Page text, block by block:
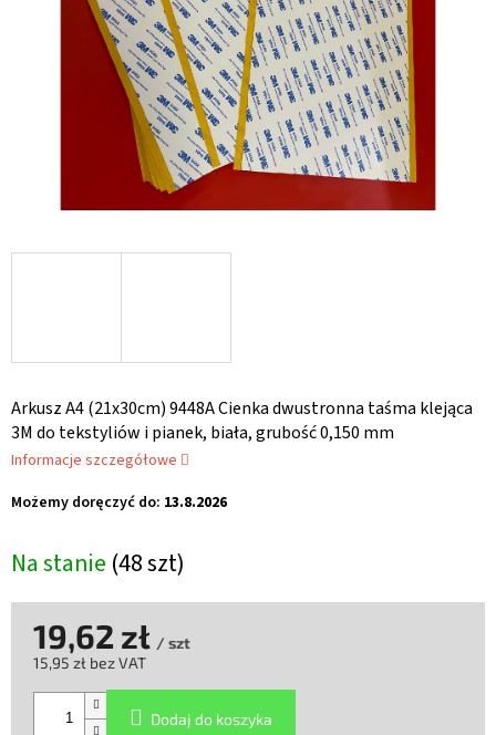
Na stanie (48 szt)
Możemy doręczyć do: 13.8.2026
Arkusz A4 (21x30cm) 9448A Cienka dwustronna taśma klejąca
3M do tekstyliów i pianek, biała, grubość 0,150 mm
Informacje szczegółowe
19,62 zł / szt
15,95 zł bez VAT
jednostkowa:
Dodaj do koszyka